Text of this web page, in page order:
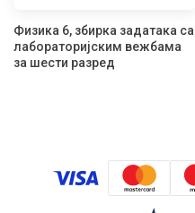
Физика 6, збирка задатака са
лабораторијским вежбама
за шести разред